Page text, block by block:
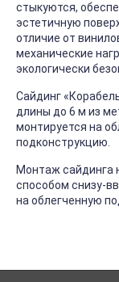
стыкуются,
эстетичную
отличие от
механические
экологически
Сайдинг
длины до 6 м из
монтируется на
подконструкцию.
Монтаж сайдинга
способом снизу-
на облегченную